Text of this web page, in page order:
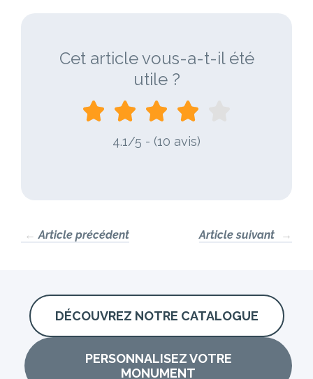
Cet article vous-a-t-il été
utile ?
4.1/5 - (10 avis)
← Article précédent Article suivant →
DÉCOUVREZ NOTRE CATALOGUE
PERSONNALISEZ VOTRE
MONUMENT